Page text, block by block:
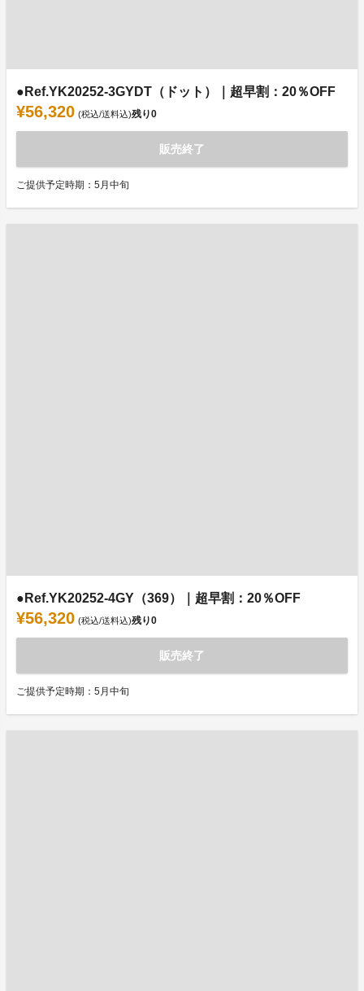
●Ref.YK20252-3GYDT（ドット）｜超早割：20％OFF
¥56,320 (税込/送料込)残り0
販売終了
ご提供予定時期：5月中旬
●Ref.YK20252-4GY（369）｜超早割：20％OFF
¥56,320 (税込/送料込)残り0
販売終了
ご提供予定時期：5月中旬